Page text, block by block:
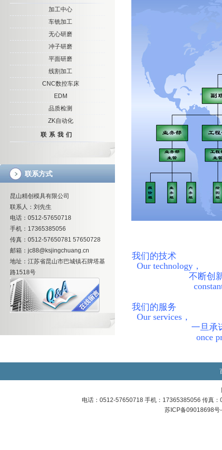
加工中心
车铣加工
无心研磨
冲子研磨
平面研磨
线割加工
CNC数控车床
EDM
品质检测
ZK自动化
联系我们
联系方式
昆山精创模具有限公司
联系人：刘先生
电话：0512-57650718
手机：17365385056
传真：0512-57650781 57650728
邮箱：jc88@ksjingchuang.cn
地址：江苏省昆山市巴城镇石牌塔基
路1518号
我们的技术
Our technology，
不断创新卓
constant
我们的服务
Our services，
一旦承
once
电话：0512-57650718 手机：17365385056 传真
苏ICP备09018698号